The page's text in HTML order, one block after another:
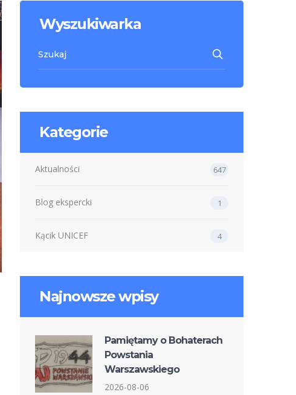
Wyszukiwarka
Kategorie
Aktualności 647
Blog ekspercki 1
Kącik UNICEF 4
Najnowsze wpisy
Pamiętamy o Bohaterach
Powstania
Warszawskiego
2026-08-06